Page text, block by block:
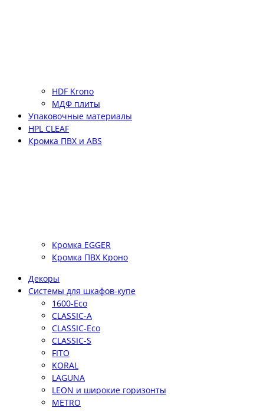
HDF Krono
МДФ плиты
Упаковочные материалы
HPL CLEAF
Кромка ПВХ и ABS
Кромка EGGER
Кромка ПВХ Кроно
Декоры
Системы для шкафов-купе
1600-Eco
CLASSIC-A
CLASSIC-Eco
CLASSIC-S
FITO
KORAL
LAGUNA
LEON и широкие горизонты
METRO